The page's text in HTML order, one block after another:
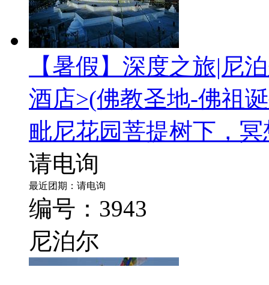
【暑假】深度之旅|尼
酒店>(佛教圣地-佛祖
毗尼花园菩提树下，
请电询
最近团期：请电询
编号：3943
尼泊尔